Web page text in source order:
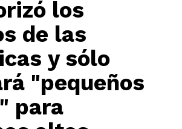
los
de las
y sólo
"pequeños
para